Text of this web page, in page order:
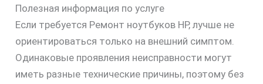
Полезная информация по услуге
Если требуется Ремонт ноутбуков HP, лучше не
ориентироваться только на внешний симптом.
Одинаковые проявления неисправности могут
иметь разные технические причины, поэтому без
скидку
30%